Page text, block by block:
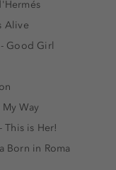
Alive
Good Girl
Way
This is Her!
Born in Roma